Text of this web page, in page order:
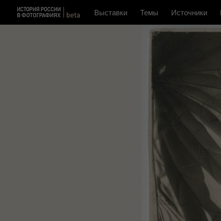
Выставки Темы Источники